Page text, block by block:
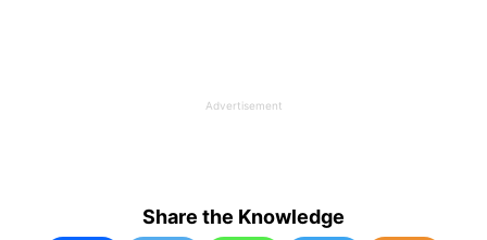
Advertisement
Share the Knowledge